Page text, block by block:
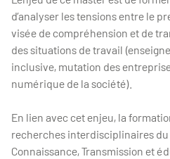
d’analyser les tensions entre le
visée de compréhension et de
des situations de travail
inclusive, mutation des
numérique de la société).
En lien avec cet enjeu, la
recherches interdisciplinaires du
Connaissance, Transmission et